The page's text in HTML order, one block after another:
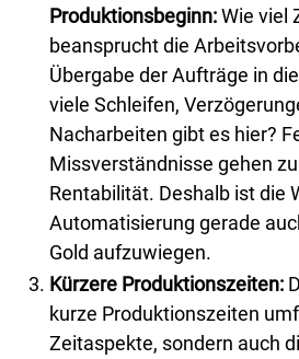
Produktionsbeginn:Wie viel
beansprucht die
Übergabe der Aufträge in
viele Schleifen,
Nacharbeiten gibt es hier?
Missverständnisse gehen
Rentabilität. Deshalb ist die
Automatisierung gerade
Gold aufzuwiegen.
Kürzere Produktionszeiten:
kurze Produktionszeiten
Zeitaspekte, sondern auch